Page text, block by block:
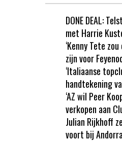
DONE DEAL:
met Harrie
‘Kenny Tete
zijn voor
‘Italiaanse
handtekening
‘AZ wil Peer
verkopen aan
Julian Rijkhoff
voort bij